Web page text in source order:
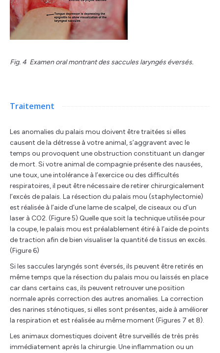
Fig. 4 Examen oral montrant des saccules laryngés éversés.
Traitement
Les anomalies du palais mou doivent être traitées si elles
causent de la détresse à votre animal, s’aggravent avec le
temps ou provoquent une obstruction constituant un danger
de mort. Si votre animal de compagnie présente des nausées,
une toux, une intolérance à l’exercice ou des difficultés
respiratoires, il peut être nécessaire de retirer chirurgicalement
l’excès de palais. La résection du palais mou (staphylectomie)
est réalisée à l’aide d’une lame de scalpel, de ciseaux ou d’un
laser à CO2. (Figure 5) Quelle que soit la technique utilisée pour
la coupe, le palais mou est préalablement étiré à l’aide de points
de traction afin de bien visualiser la quantité de tissus en excès.
(Figure 6)
Si les saccules laryngés sont éversés, ils peuvent être retirés en
même temps que la résection du palais mou ou laissés en place
car dans certains cas, ils peuvent retrouver une position
normale après correction des autres anomalies. La correction
des narines sténotiques, si elles sont présentes, aide à améliorer
la respiration et est réalisée au même moment (Figures 7 et 8).
Les animaux domestiques doivent être surveillés de très près
immédiatement après la chirurgie. Une inflammation ou un